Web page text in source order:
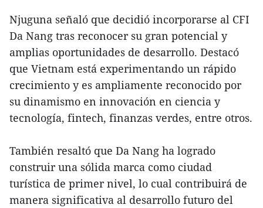
Njuguna señaló que decidió incorporarse al CFI
Da Nang tras reconocer su gran potencial y
amplias oportunidades de desarrollo. Destacó
que Vietnam está experimentando un rápido
crecimiento y es ampliamente reconocido por
su dinamismo en innovación en ciencia y
tecnología, fintech, finanzas verdes, entre otros.
También resaltó que Da Nang ha logrado
construir una sólida marca como ciudad
turística de primer nivel, lo cual contribuirá de
manera significativa al desarrollo futuro del